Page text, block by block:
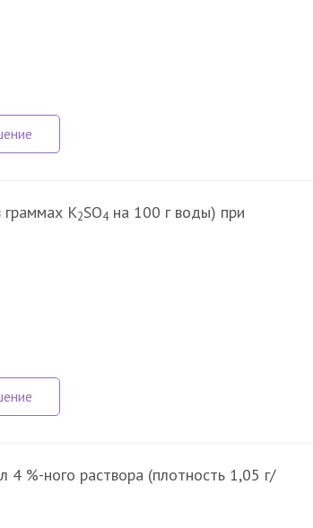
граммах К2SO4на 100 г воды) при
%-ного раствора (плотность 1,05 г/